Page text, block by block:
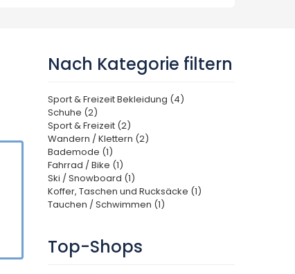
Nach Kategorie filtern
Sport & Freizeit Bekleidung (4)
Schuhe (2)
Sport & Freizeit (2)
Wandern / Klettern (2)
Bademode (1)
Fahrrad / Bike (1)
Ski / Snowboard (1)
Koffer, Taschen und Rucksäcke (1)
Tauchen / Schwimmen (1)
Top-Shops